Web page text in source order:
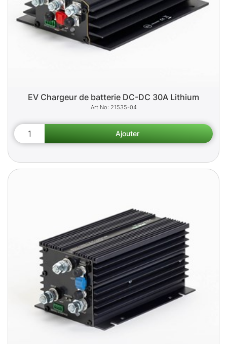
EV Chargeur de batterie DC-DC 30A Lithium
21535-04